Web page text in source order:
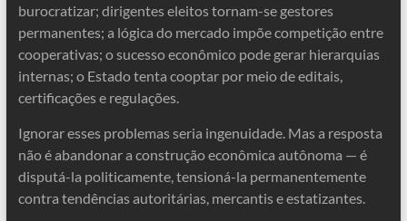
burocratizar; dirigentes eleitos tornam-se gestores
permanentes; a lógica do mercado impõe competição entre
cooperativas; o sucesso econômico pode gerar hierarquias
internas; o Estado tenta cooptar por meio de editais,
certificações e regulações.
Ignorar esses problemas seria ingenuidade. Mas a resposta
não é abandonar a construção econômica autônoma — é
disputá-la politicamente, tensioná-la permanentemente
contra tendências autoritárias, mercantis e estatizantes.